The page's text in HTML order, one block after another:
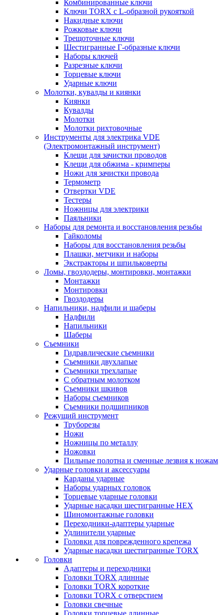
Комбинированные ключи
Ключи TORX с L-образной рукояткой
Накидные ключи
Рожковые ключи
Трещоточные ключи
Шестигранные Г-образные ключи
Наборы ключей
Разрезные ключи
Торцевые ключи
Ударные ключи
Молотки, кувалды и киянки
Киянки
Кувалды
Молотки
Молотки рихтовочные
Инструменты для электрика VDE
(Электромонтажный инструмент)
Клещи для зачистки проводов
Клещи для обжима - кримперы
Ножи для зачистки провода
Термометр
Отвертки VDE
Тестеры
Ножницы для электрики
Паяльники
Наборы для ремонта и восстановления резьбы
Гайколомы
Наборы для восстановления резьбы
Плашки, метчики и наборы
Экстракторы и шпильковерты
Ломы, гвоздодеры, монтировки, монтажки
Монтажки
Монтировки
Гвоздодеры
Напильники, надфили и шаберы
Надфили
Напильники
Шаберы
Съемники
Гидравлические съемники
Съемники двухлапые
Съемники трехлапые
С обратным молотком
Съемники шкивов
Наборы съемников
Съемники подшипников
Режущий инструмент
Труборезы
Ножи
Ножницы по металлу
Ножовки
Пильные полотна и сменные лезвия к ножам
Ударные головки и аксессуары
Карданы ударные
Наборы ударных головок
Торцевые ударные головки
Ударные насадки шестигранные HEX
Шиномонтажные головки
Переходники-адаптеры ударные
Удлинители ударные
Головки для поврежденного крепежа
Ударные насадки шестигранные TORX
Головки
Адаптеры и переходники
Головки TORX длинные
Головки TORX короткие
Головки TORX с отверстием
Головки свечные
Головки торцевые длинные